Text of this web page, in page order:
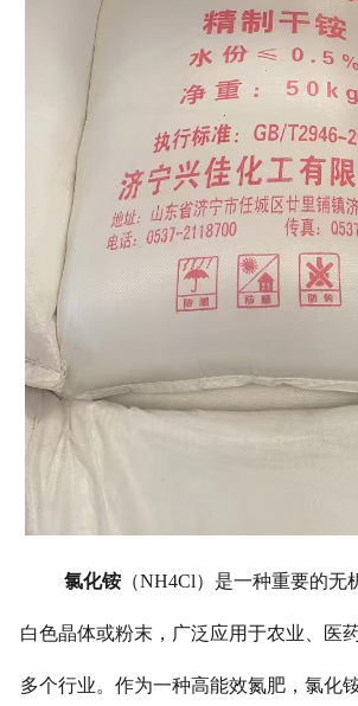
氯化铵（NH4Cl）是一种重要的无
白色晶体或粉末，广泛应用于农业、医
多个行业。作为一种高能效氮肥，氯化